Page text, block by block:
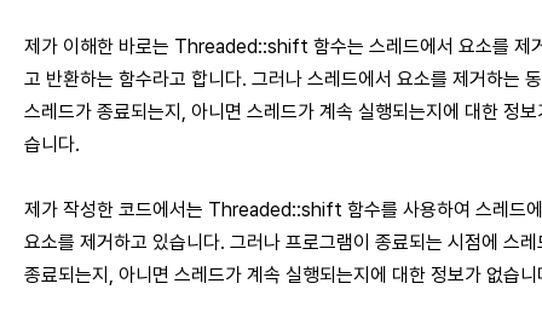
제가 이해한 바로는 Threaded::shift 함수는 스레드에서 요소를 제
고 반환하는 함수라고 합니다. 그러나 스레드에서 요소를 제거하는
스레드가 종료되는지, 아니면 스레드가 계속 실행되는지에 대한 정보
습니다.
제가 작성한 코드에서는 Threaded::shift 함수를 사용하여 스레드
요소를 제거하고 있습니다. 그러나 프로그램이 종료되는 시점에 스레
종료되는지, 아니면 스레드가 계속 실행되는지에 대한 정보가 없습니